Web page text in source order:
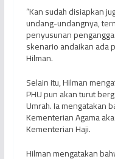
“Kan sudah disiapkan
undang-undangnya,
penyusunan
skenario andaikan ada
Hilman.
Selain itu, Hilman
PHU pun akan turut
Umrah. Ia mengatakan
Kementerian Agama
Kementerian Haji.
Hilman mengatakan